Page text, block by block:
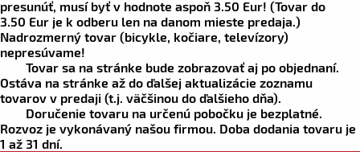
presunúť, musí byť v hodnote aspoň 3.50 Eur! (Tovar do
3.50 Eur je k odberu len na danom mieste predaja.)
Nadrozmerný tovar (bicykle, kočiare, televízory)
nepresúvame!
Tovar sa na stránke bude zobrazovať aj po objednaní.
Ostáva na stránke až do ďalšej aktualizácie zoznamu
tovarov v predaji (t.j. väčšinou do ďalšieho dňa).
Doručenie tovaru na určenú pobočku je bezplatné.
Rozvoz je vykonávaný našou firmou. Doba dodania tovaru je
1 až 31 dní.